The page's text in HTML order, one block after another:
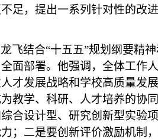
足，提出一系列针对性的改
飞结合“十五五”规划纲要精
面部署。他强调，全体工作
才发展战略和学校高质量发
教学、科研、人才培养的协
合设计型、研究创新型实验
；二是要创新评价激励机制